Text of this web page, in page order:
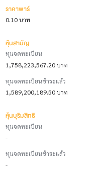
ราคาพาร์
0.10 บาท
หุ้นสามัญ
ทุนจดทะเบียน
1,758,223,567.20 บาท
ทุนจดทะเบียนชำระแล้ว
1,589,200,189.50 บาท
หุ้นบุริมสิทธิ
ทุนจดทะเบียน
-
ทุนจดทะเบียนชำระแล้ว
-